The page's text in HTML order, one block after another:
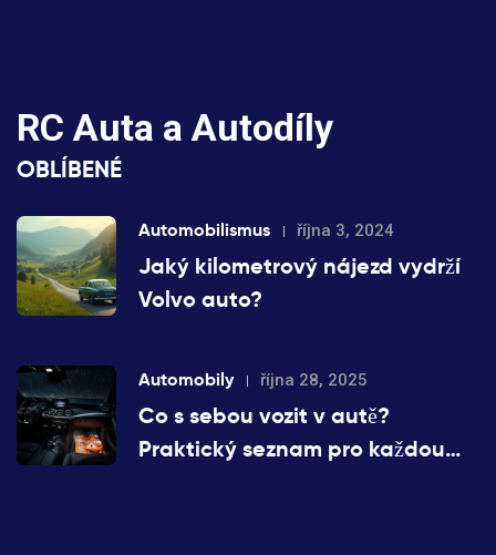
RC Auta a Autodíly
OBLÍBENÉ
Automobilismus října 3, 2024
Jaký kilometrový nájezd vydrží
Volvo auto?
Automobily října 28, 2025
Co s sebou vozit v autě?
Praktický seznam pro každou